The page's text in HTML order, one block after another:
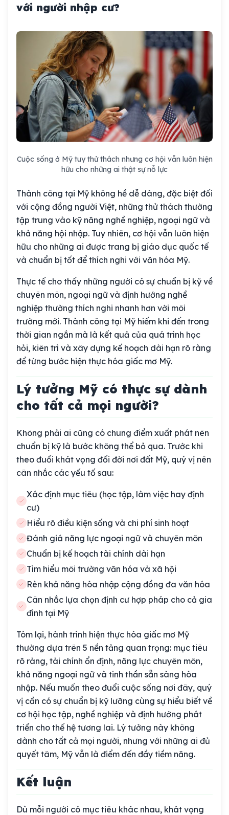
với người nhập cư?
Cuộc sống ở Mỹ tuy thử thách nhưng cơ hội vẫn luôn hiện
hữu cho những ai thật sự nỗ lực
Thành công tại Mỹ không hề dễ dàng, đặc biệt đối
với cộng đồng người Việt, những thử thách thường
tập trung vào kỹ năng nghề nghiệp, ngoại ngữ và
khả năng hội nhập. Tuy nhiên, cơ hội vẫn luôn hiện
hữu cho những ai được trang bị giáo dục quốc tế
và chuẩn bị tốt để thích nghi với văn hóa Mỹ.
Thực tế cho thấy những người có sự chuẩn bị kỹ về
chuyên môn, ngoại ngữ và định hướng nghề
nghiệp thường thích nghi nhanh hơn với môi
trường mới. Thành công tại Mỹ hiếm khi đến trong
thời gian ngắn mà là kết quả của quá trình học
hỏi, kiên trì và xây dựng kế hoạch dài hạn rõ ràng
để từng bước hiện thực hóa giấc mơ Mỹ.
Lý tưởng Mỹ có thực sự dành
cho tất cả mọi người?
Không phải ai cũng có chung điểm xuất phát nên
chuẩn bị kỹ là bước không thể bỏ qua. Trước khi
theo đuổi khát vọng đổi đời nơi đất Mỹ, quý vị nên
cân nhắc các yếu tố sau:
Xác định mục tiêu (học tập, làm việc hay định
cư)
Hiểu rõ điều kiện sống và chi phí sinh hoạt
Đánh giá năng lực ngoại ngữ và chuyên môn
Chuẩn bị kế hoạch tài chính dài hạn
Tìm hiểu môi trường văn hóa và xã hội
Rèn khả năng hòa nhập cộng đồng đa văn hóa
Cân nhắc lựa chọn định cư hợp pháp cho cả gia
đình tại Mỹ
Tóm lại, hành trình hiện thực hóa giấc mơ Mỹ
thường dựa trên 5 nền tảng quan trọng: mục tiêu
rõ ràng, tài chính ổn định, năng lực chuyên môn,
khả năng ngoại ngữ và tinh thần sẵn sàng hòa
nhập. Nếu muốn theo đuổi cuộc sống nơi đây, quý
vị cần có sự chuẩn bị kỹ lưỡng cùng sự hiểu biết về
cơ hội học tập, nghề nghiệp và định hướng phát
triển cho thế hệ tương lai. Lý tưởng này không
dành cho tất cả mọi người, nhưng với những ai đủ
quyết tâm, Mỹ vẫn là điểm đến đầy tiềm năng.
Kết luận
Dù mỗi người có mục tiêu khác nhau, khát vọng